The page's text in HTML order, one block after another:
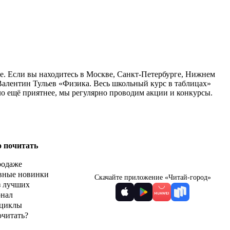
Если вы находитесь в Москве, Санкт-Петербурге, Нижнем
Тульев «Физика. Весь школьный курс в таблицах»
ещё приятнее, мы регулярно проводим акции и конкурсы.
почитать
новинки
лучших
Скачайте приложение «Читай-город»